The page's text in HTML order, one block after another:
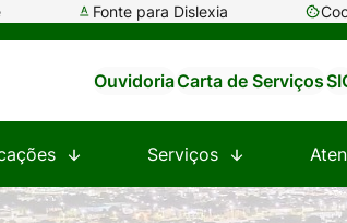
Fonte para Dislexia
OuvidoriaCarta de Serviços
Serviços